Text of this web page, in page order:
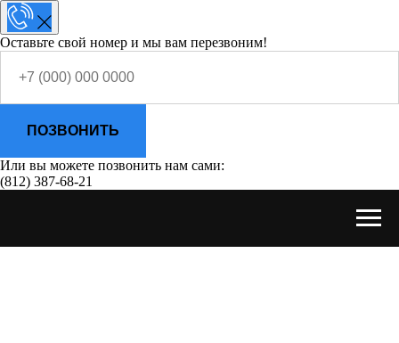
Оставьте свой номер и мы вам перезвоним!
ПОЗВОНИТЬ
Или вы можете позвонить нам сами:
(812) 387-68-21